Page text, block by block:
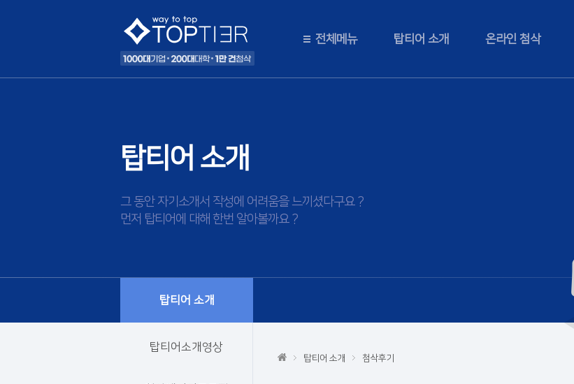
전체메뉴 탑티어 소개 온라인 첨삭
탑티어 소개
그 동안 자기소개서 작성에 어려움을 느끼셨다구요 ?
먼저 탑티어에 대해 한번 알아볼까요 ?
탑티어 소개
탑티어소개영상
탑티어 소개 첨삭후기